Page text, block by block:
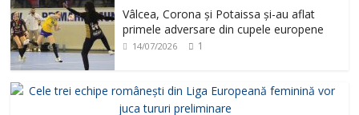
Vâlcea, Corona și Potaissa și-au aflat
primele adversare din cupele europene
14/07/2026 1